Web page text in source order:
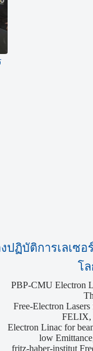
ปฏิบัติการเลเซอ
โ
PBP-CMU Electron
Free-Electron
FELIX,
Electron Linac for
low
fritz-haber-institut